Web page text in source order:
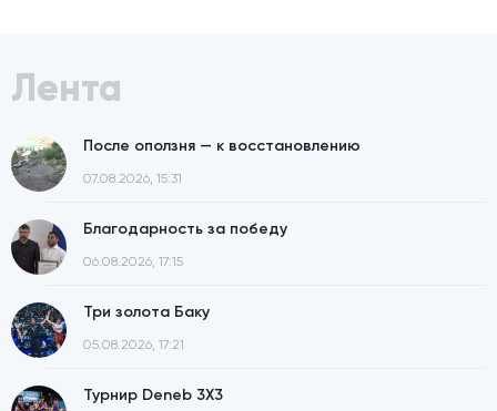
Лента
После оползня — к восстановлению
07.08.2026, 15:31
Благодарность за победу
06.08.2026, 17:15
Три золота Баку
05.08.2026, 17:21
Турнир Deneb 3X3